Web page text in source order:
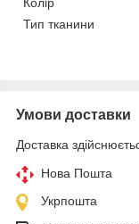
Тип тканини
Умови доставки
Доставка
Нова Пошта
Укрпошта